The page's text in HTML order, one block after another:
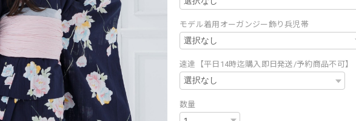
モデル着用オーガンジー飾り兵児帯
速達【平日14時迄購入即日発送/予約商品不可】
数量